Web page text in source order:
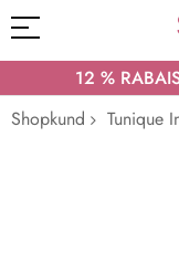
12 %
Shopkund
Tunique